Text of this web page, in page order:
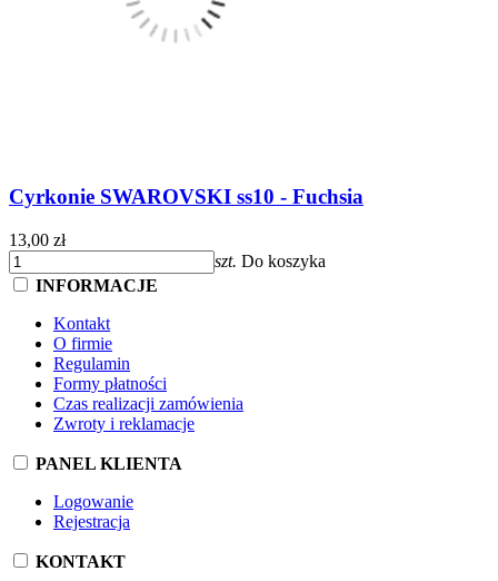
Cyrkonie SWAROVSKI ss10 - Fuchsia
13,00 zł
szt. Do koszyka
INFORMACJE
Kontakt
O firmie
Regulamin
Formy płatności
Czas realizacji zamówienia
Zwroty i reklamacje
PANEL KLIENTA
Logowanie
Rejestracja
KONTAKT